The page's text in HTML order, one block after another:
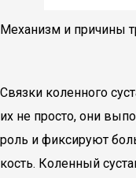
Механизм и причины
Связки коленного
их не просто, они
роль и фиксируют
кость. Коленный